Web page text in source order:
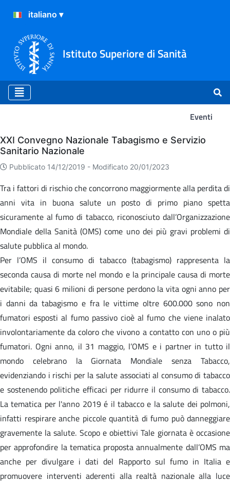
Istituto Superiore di Sanità
Eventi
Eventi
XXI Convegno Nazionale Tabagismo e Servizio
Sanitario Nazionale
Pubblicato 14/12/2019 - Modificato 20/01/2023
Tra i fattori di rischio che concorrono maggiormente alla perdita di
anni vita in buona salute un posto di primo piano spetta
sicuramente al fumo di tabacco, riconosciuto dall’Organizzazione
Mondiale della Sanità (OMS) come uno dei più gravi problemi di
salute pubblica al mondo.
Per l’OMS il consumo di tabacco (tabagismo) rappresenta la
seconda causa di morte nel mondo e la principale causa di morte
evitabile; quasi 6 milioni di persone perdono la vita ogni anno per
i danni da tabagismo e fra le vittime oltre 600.000 sono non
fumatori esposti al fumo passivo cioè al fumo che viene inalato
involontariamente da coloro che vivono a contatto con uno o più
fumatori. Ogni anno, il 31 maggio, l’OMS e i partner in tutto il
mondo celebrano la Giornata Mondiale senza Tabacco,
evidenziando i rischi per la salute associati al consumo di tabacco
e sostenendo politiche efficaci per ridurre il consumo di tabacco.
La tematica per l'anno 2019 é il tabacco e la salute dei polmoni,
infatti respirare anche piccole quantità di fumo può danneggiare
gravemente la salute. Scopo e obiettivi Tale giornata è occasione
per approfondire la tematica proposta annualmente dall’OMS ma
anche per divulgare i dati del Rapporto sul fumo in Italia e
promuovere interventi aderenti alla realtà nazionale alla luce